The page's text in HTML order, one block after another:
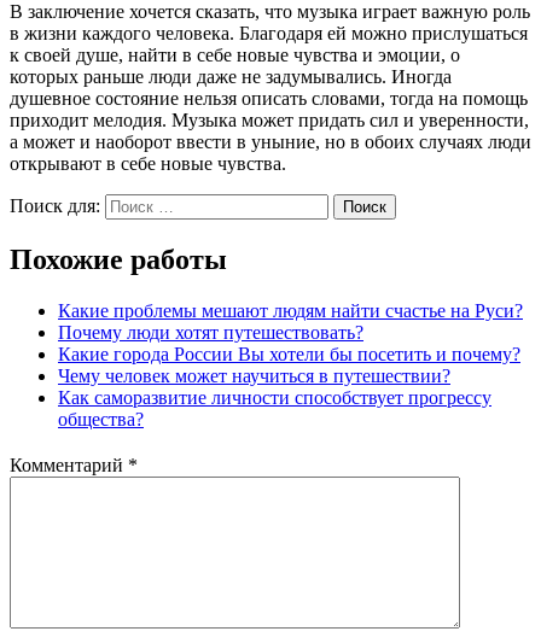
В заключение хочется сказать, что музыка играет важную роль
в жизни каждого человека. Благодаря ей можно прислушаться
к своей душе, найти в себе новые чувства и эмоции, о
которых раньше люди даже не задумывались. Иногда
душевное состояние нельзя описать словами, тогда на помощь
приходит мелодия. Музыка может придать сил и уверенности,
а может и наоборот ввести в уныние, но в обоих случаях люди
открывают в себе новые чувства.
Поиск для: Поиск
Похожие работы
Какие проблемы мешают людям найти счастье на Руси?
Почему люди хотят путешествовать?
Какие города России Вы хотели бы посетить и почему?
Чему человек может научиться в путешествии?
Как саморазвитие личности способствует прогрессу
общества?
Комментарий *